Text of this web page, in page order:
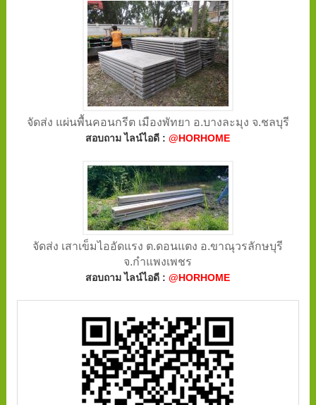
จัดส่ง แผ่นพื้นคอนกรีต เมืองพัทยา อ.บางละมุง จ.ชลบุรี
สอบถาม ไลน์ไอดี :@HORHOME
จัดส่ง เสาเข็มไออัดแรง ต.ดอนแตง อ.ขาณุวรลักษบุรี
จ.กำแพงเพชร
สอบถาม ไลน์ไอดี :@HORHOME